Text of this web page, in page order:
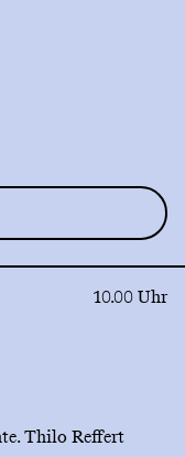
10.00 Uhr
Thilo Reffert